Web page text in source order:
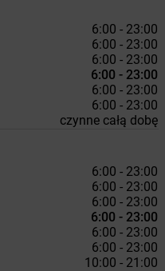
6:00 - 23:00
6:00 - 23:00
6:00 - 23:00
6:00 - 23:00
6:00 - 23:00
6:00 - 23:00
czynne całą dobę
6:00 - 23:00
6:00 - 23:00
6:00 - 23:00
6:00 - 23:00
6:00 - 23:00
6:00 - 23:00
10:00 - 21:00